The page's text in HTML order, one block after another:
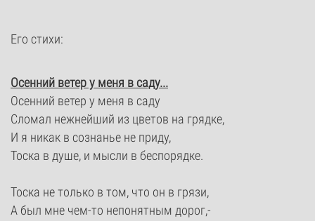
Его стихи:
Осенний ветер у меня в саду...
Осенний ветер у меня в саду
Сломал нежнейший из цветов на грядке,
И я никак в сознанье не приду,
Тоска в душе, и мысли в беспорядке.
Тоска не только в том, что он в грязи,
А был мне чем-то непонятным дорог,-